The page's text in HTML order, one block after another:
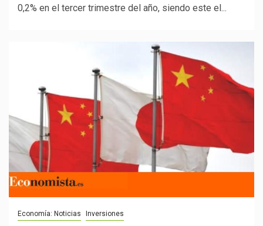
0,2% en el tercer trimestre del año, siendo este el...
Economía: Noticias Inversiones